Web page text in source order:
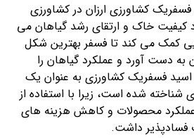
کشاورزی ارزان در کشاورزی
کیفیت خاک و ارتقای رشد گیاهان می
کمک می کند تا فسفر بهترین شکل
به دست آورد و عملکرد گیاهان را
فسفریک کشاورزی به عنوان یک
شناخته شده است، زیرا با استفاده از
محصولات و کاهش هزینه های
فسادپذیر داشت.